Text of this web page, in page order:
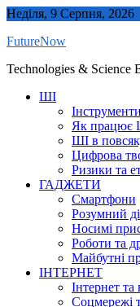
Skip
content
Неділя, 9 Серпня, 2026
FutureNow
Technologies & Science
ШІ
Як працює
ШІ в
Цифрова
Ризики та
ГАДЖЕТИ
Смартфони
Розумний
Носимі
Роботи та
Майбутні
ІНТЕРНЕТ
Інтернет та
Соцмережі